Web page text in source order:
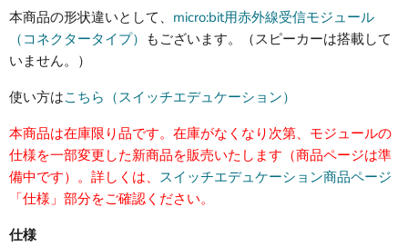
本商品の形状違いとして、 micro:bit用赤外線受信モジュール
（コネクタータイプ） もございます。（スピーカーは搭載して
いません。）
使い方はこちら（スイッチエデュケーション）
本商品は在庫限り品です。在庫がなくなり次第、モジュールの
仕様を一部変更した新商品を販売いたします（商品ページは準
備中です）。詳しくは、 スイッチエデュケーション商品ページ
「仕様」部分をご確認ください。
仕様